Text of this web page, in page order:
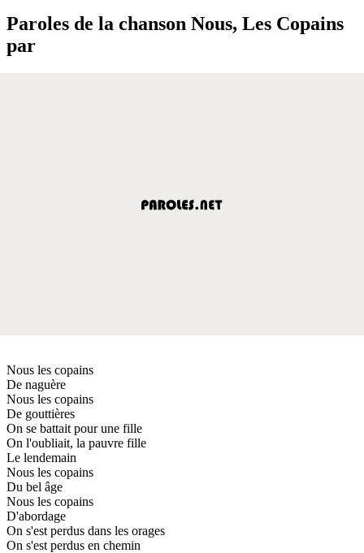
Paroles de la chanson Nous, Les Copains
par
Nous les copains
De naguère
Nous les copains
De gouttières
On se battait pour une fille
On l'oubliait, la pauvre fille
Le lendemain
Nous les copains
Du bel âge
Nous les copains
D'abordage
On s'est perdus dans les orages
On s'est perdus en chemin